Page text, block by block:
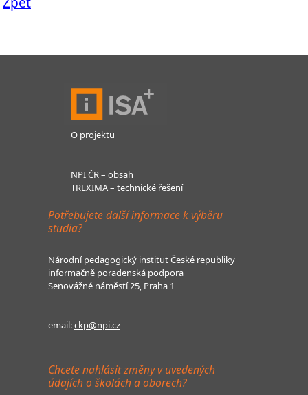
O projektu
NPI ČR – obsah
TREXIMA – technické řešení
Potřebujete další informace k výběru
studia?
Národní pedagogický institut České republiky
informačně poradenská podpora
Senovážné náměstí 25, Praha 1
email:ckp@npi.cz
Chcete nahlásit změny v uvedených
údajích o školách a oborech?